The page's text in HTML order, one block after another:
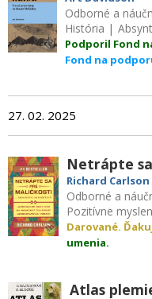
Odborné a
História | Absynt
Podporil Fond
Fond na
27. 02. 2025
Netrápte
Richard Carlson
Odborné a
Pozitívne
Darované.
umenia.
Atlas